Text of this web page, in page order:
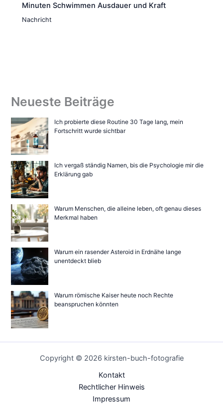
Minuten Schwimmen Ausdauer und Kraft
Nachricht
Neueste Beiträge
Ich probierte diese Routine 30 Tage lang, mein
Fortschritt wurde sichtbar
Ich vergaß ständig Namen, bis die Psychologie mir die
Erklärung gab
Warum Menschen, die alleine leben, oft genau dieses
Merkmal haben
Warum ein rasender Asteroid in Erdnähe lange
unentdeckt blieb
Warum römische Kaiser heute noch Rechte
beanspruchen könnten
Copyright © 2026 kirsten-buch-fotografie
Kontakt
Rechtlicher Hinweis
Impressum